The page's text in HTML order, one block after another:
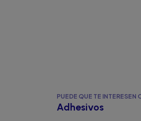
PUEDE QUE TE INTERESEN
Adhesivos